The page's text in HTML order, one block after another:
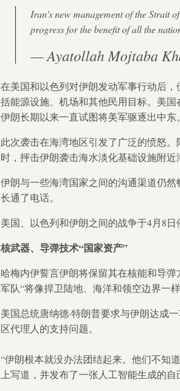
Iran's new management of the Strait
progress for the benefit of all the
— Ayatollah Mojtaba
在美国和以色列对伊朗发动军事行动后
括能源设施、机场和其他民用目标。美
伊朗长期以来一直试图将美军驱逐出中东。
此次袭击在海湾地区引发了广泛的愤怒
时，抨击伊朗袭击海水淡化基础设施附
伊朗与一些海湾国家之间的沟通渠道仍
长通了电话。
美国、以色列和伊朗之间的战争于4月8日
核武器、导弹技术“国家资产”
哈梅内伊誓言伊朗将保留其在核能和导
军队“将像捍卫陆地、海洋和领空边界一样
美国总统唐纳德·特朗普要求与伊朗达成
区代理人的支持问题。
“伊朗根本就没办法团结起来。他们不知
上写道，并发布了一张人工智能生成的自